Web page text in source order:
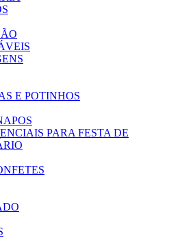
E POTINHOS
PARA FESTA DE